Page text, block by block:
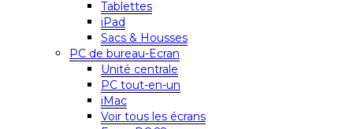
Tablettes
iPad
Sacs & Housses
PC de bureau-Ecran
Unité centrale
PC tout-en-un
iMac
Voir tous les écrans